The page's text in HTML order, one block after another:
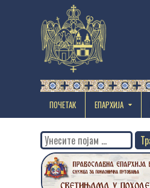
ПОЧЕТАК ЕПАРХИЈА
Search
for: